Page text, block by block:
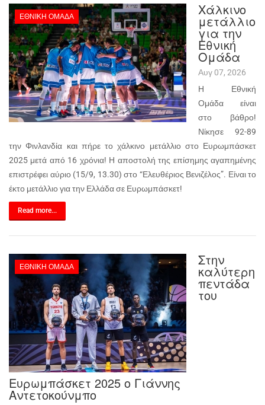
ΕΘΝΙΚΉ ΟΜΆΔΑ Χάλκινο
μετάλλιο
για την
Εθνική
Ομάδα
Αυγ 07, 2026
Η Εθνική
Ομάδα είναι
στο βάθρο!
Νίκησε 92-89
την Φινλανδία και πήρε το χάλκινο μετάλλιο στο Ευρωμπάσκετ
2025 μετά από 16 χρόνια! Η αποστολή της επίσημης αγαπημένης
επιστρέφει αύριο (15/9, 13.30) στο “Ελευθέριος Βενιζέλος”. Είναι το
έκτο μετάλλιο για την Ελλάδα σε Ευρωμπάσκετ!
Read more...
ΕΘΝΙΚΉ ΟΜΆΔΑ Στην
καλύτερη
πεντάδα
του
Ευρωμπάσκετ 2025 ο Γιάννης
Αντετοκούνμπο